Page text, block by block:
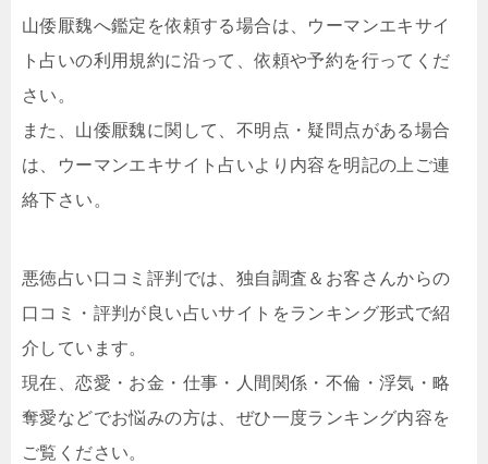
山倭厭魏へ鑑定を依頼する場合は、ウーマンエキサイ
ト占いの利用規約に沿って、依頼や予約を行ってくだ
さい。
また、山倭厭魏に関して、不明点・疑問点がある場合
は、ウーマンエキサイト占いより内容を明記の上ご連
絡下さい。
悪徳占い口コミ評判では、独自調査＆お客さんからの
口コミ・評判が良い占いサイトをランキング形式で紹
介しています。
現在、恋愛・お金・仕事・人間関係・不倫・浮気・略
奪愛などでお悩みの方は、ぜひ一度ランキング内容を
ご覧ください。